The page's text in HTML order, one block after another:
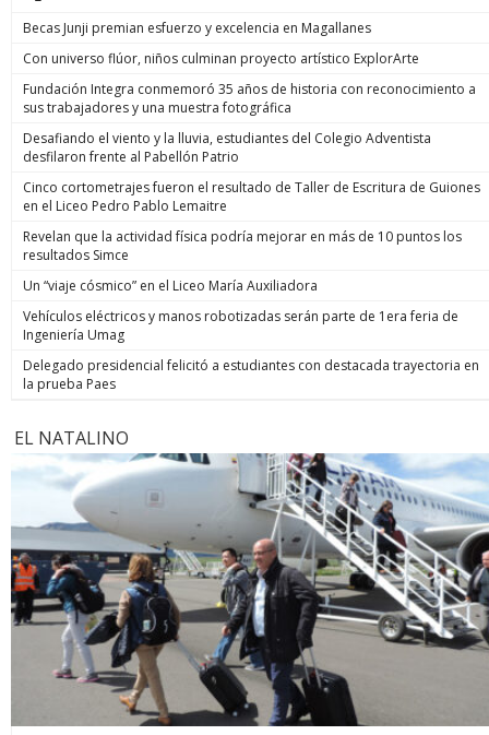
Becas Junji premian esfuerzo y excelencia en Magallanes
Con universo flúor, niños culminan proyecto artístico ExplorArte
Fundación Integra conmemoró 35 años de historia con reconocimiento a
sus trabajadores y una muestra fotográfica
Desafiando el viento y la lluvia, estudiantes del Colegio Adventista
desfilaron frente al Pabellón Patrio
Cinco cortometrajes fueron el resultado de Taller de Escritura de Guiones
en el Liceo Pedro Pablo Lemaitre
Revelan que la actividad física podría mejorar en más de 10 puntos los
resultados Simce
Un “viaje cósmico” en el Liceo María Auxiliadora
Vehículos eléctricos y manos robotizadas serán parte de 1era feria de
Ingeniería Umag
Delegado presidencial felicitó a estudiantes con destacada trayectoria en
la prueba Paes
EL NATALINO